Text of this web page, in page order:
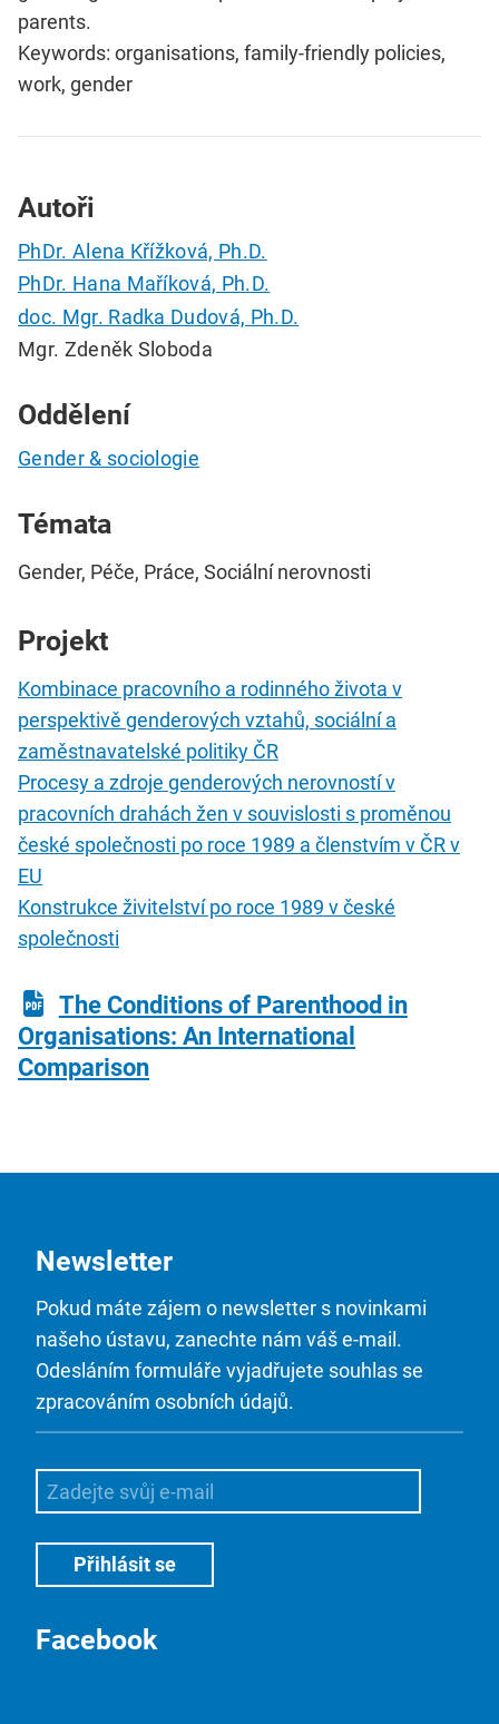
parents.
Keywords: organisations, family-friendly policies,
work, gender
Autoři
PhDr. Alena Křížková, Ph.D.
PhDr. Hana Maříková, Ph.D.
doc. Mgr. Radka Dudová, Ph.D.
Mgr. Zdeněk Sloboda
Oddělení
Gender & sociologie
Témata
Gender, Péče, Práce, Sociální nerovnosti
Projekt
Kombinace pracovního a rodinného života v
perspektivě genderových vztahů, sociální a
zaměstnavatelské politiky ČR
Procesy a zdroje genderových nerovností v
pracovních drahách žen v souvislosti s proměnou
české společnosti po roce 1989 a členstvím v ČR v
EU
Konstrukce živitelství po roce 1989 v české
společnosti
The Conditions of Parenthood in
Organisations: An International
Comparison
Newsletter
Pokud máte zájem o newsletter s novinkami
našeho ústavu, zanechte nám váš e-mail.
Odesláním formuláře vyjadřujete souhlas se
zpracováním osobních údajů.
Facebook